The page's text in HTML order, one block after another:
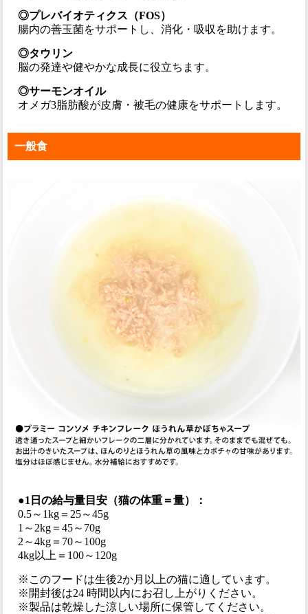
◎プレバイオティクス（FOS）
腸内の善玉菌をサポートし、消化・吸収を助けます。
◎タウリン
脳の発達や健やかな成長に役立ちます。
◎サーモンオイル
オメガ3脂肪酸が皮膚・被毛の健康をサポートします。
一般食
●1日の給与量目安（猫の体重＝量）：
0.5～1kg＝25～45g
1～2kg＝45～70g
2～4kg＝70～100g
4kg以上＝100～120g
※このフードは生後2か月以上の猫に適しています。
※開封後は24 時間以内にお召し上がりください。
※製品は乾燥した涼しい場所に保管してください。